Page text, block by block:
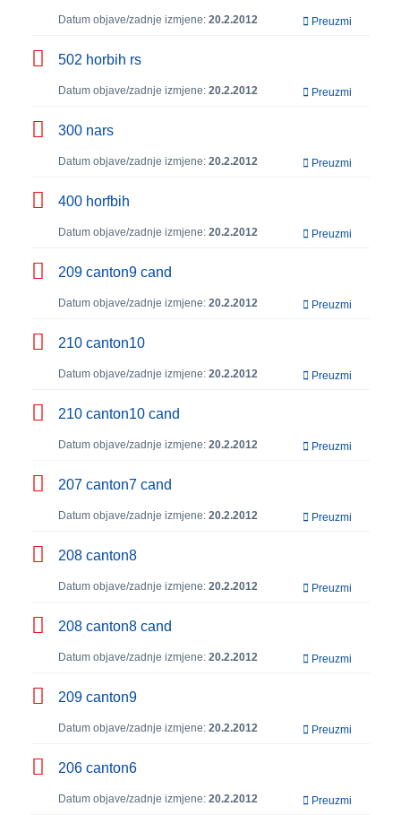
Datum objave/zadnje izmjene: 20.2.2012 Preuzmi
502 horbih rs
Datum objave/zadnje izmjene: 20.2.2012 Preuzmi
300 nars
Datum objave/zadnje izmjene: 20.2.2012 Preuzmi
400 horfbih
Datum objave/zadnje izmjene: 20.2.2012 Preuzmi
209 canton9 cand
Datum objave/zadnje izmjene: 20.2.2012 Preuzmi
210 canton10
Datum objave/zadnje izmjene: 20.2.2012 Preuzmi
210 canton10 cand
Datum objave/zadnje izmjene: 20.2.2012 Preuzmi
207 canton7 cand
Datum objave/zadnje izmjene: 20.2.2012 Preuzmi
208 canton8
Datum objave/zadnje izmjene: 20.2.2012 Preuzmi
208 canton8 cand
Datum objave/zadnje izmjene: 20.2.2012 Preuzmi
209 canton9
Datum objave/zadnje izmjene: 20.2.2012 Preuzmi
206 canton6
Datum objave/zadnje izmjene: 20.2.2012 Preuzmi